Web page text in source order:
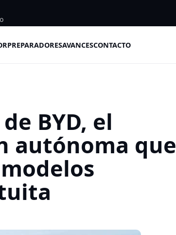
PREPARADORESAVANCESCONTACTO
BYD, el
autónoma que